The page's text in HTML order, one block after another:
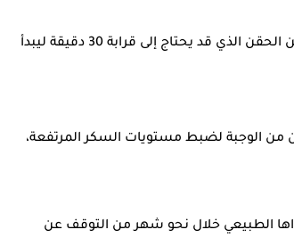
قال حمدي إن إنسولين الاستنشاق يتميز بسرعة بدء المفعول، إذ يمكن استخدامه قبل تناول الطعام مباشرة، ويبدأ تأثيره خلال نحو 12 دقيقة، مقارنة بإنسولين الحقن الذي قد يحتاج إلى قرابة 30 دقيقة ليبدأ
من الوجبة لضبط مستويات السكر المرتفعة،
سنويا، مشيرا إلى أن كفاءة الرئة تعود إلى مستواها الطبيعي خلال نحو شهر من التوقف عن